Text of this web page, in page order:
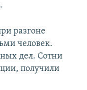
разгоне
человек.
дел. Сотни
получили